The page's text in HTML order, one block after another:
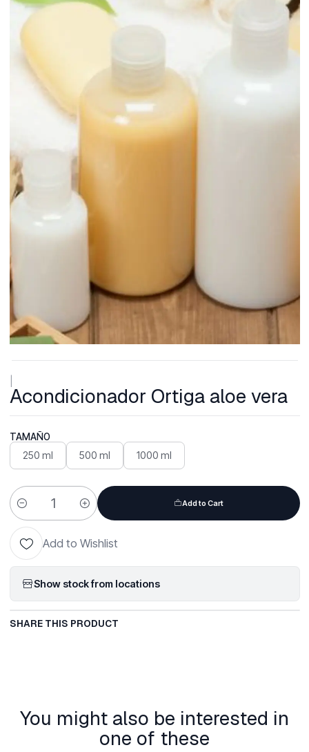
Acondicionador Ortiga aloe vera
TAMAÑO
250 ml 500 ml 1000 ml
Quantity
Add to Cart
Add to Wishlist
Show stock from locations
SHARE THIS PRODUCT
You might also be interested in
one of these